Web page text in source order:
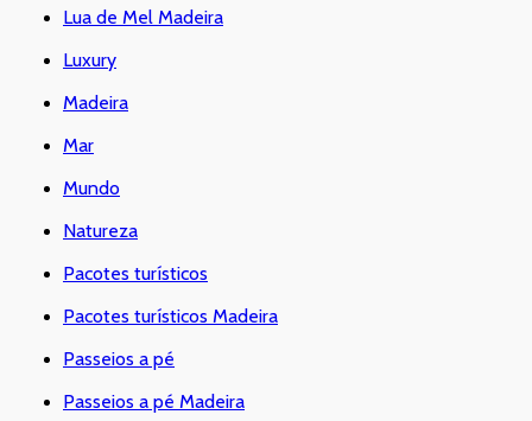
Lua de Mel Madeira
Luxury
Madeira
Mar
Mundo
Natureza
Pacotes turísticos
Pacotes turísticos Madeira
Passeios a pé
Passeios a pé Madeira